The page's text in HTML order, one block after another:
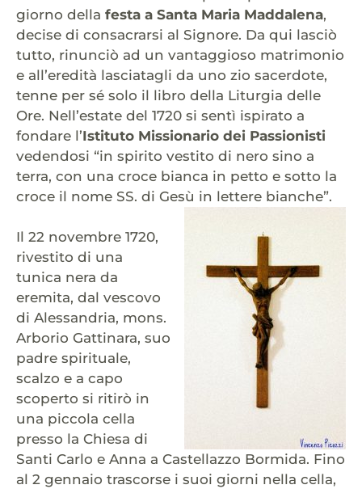
giorno della festa a Santa Maria Maddalena,
decise di consacrarsi al Signore. Da qui lasciò
tutto, rinunciò ad un vantaggioso matrimonio
e all’eredità lasciatagli da uno zio sacerdote,
tenne per sé solo il libro della Liturgia delle
Ore. Nell’estate del 1720 si sentì ispirato a
fondare l’Istituto Missionario dei Passionisti
vedendosi “in spirito vestito di nero sino a
terra, con una croce bianca in petto e sotto la
croce il nome SS. di Gesù in lettere bianche”.
Il 22 novembre 1720,
rivestito di una
tunica nera da
eremita, dal vescovo
di Alessandria, mons.
Arborio Gattinara, suo
padre spirituale,
scalzo e a capo
scoperto si ritirò in
una piccola cella
presso la Chiesa di
Santi Carlo e Anna a Castellazzo Bormida. Fino
al 2 gennaio trascorse i suoi giorni nella cella,